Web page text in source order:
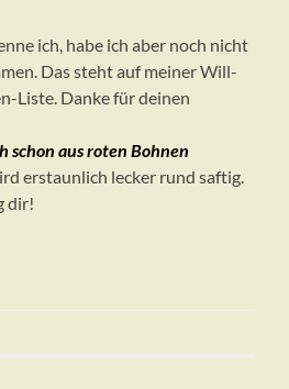
ich, habe ich aber noch nicht
Das steht auf meiner Will-
Liste. Danke für deinen
schon aus roten Bohnen
erstaunlich lecker rund saftig.
dir!